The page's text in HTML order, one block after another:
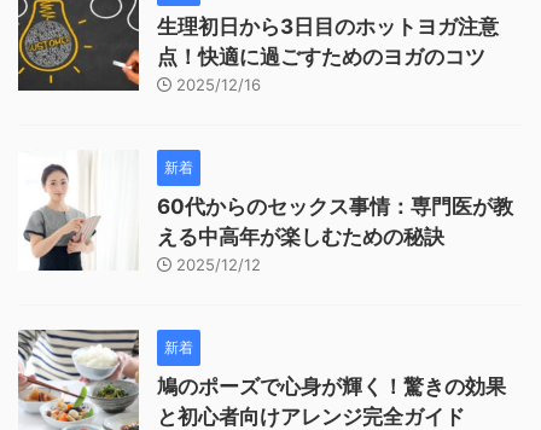
生理初日から3日目のホットヨガ注意
点！快適に過ごすためのヨガのコツ
2025/12/16
新着
60代からのセックス事情：専門医が教
える中高年が楽しむための秘訣
2025/12/12
新着
鳩のポーズで心身が輝く！驚きの効果
と初心者向けアレンジ完全ガイド